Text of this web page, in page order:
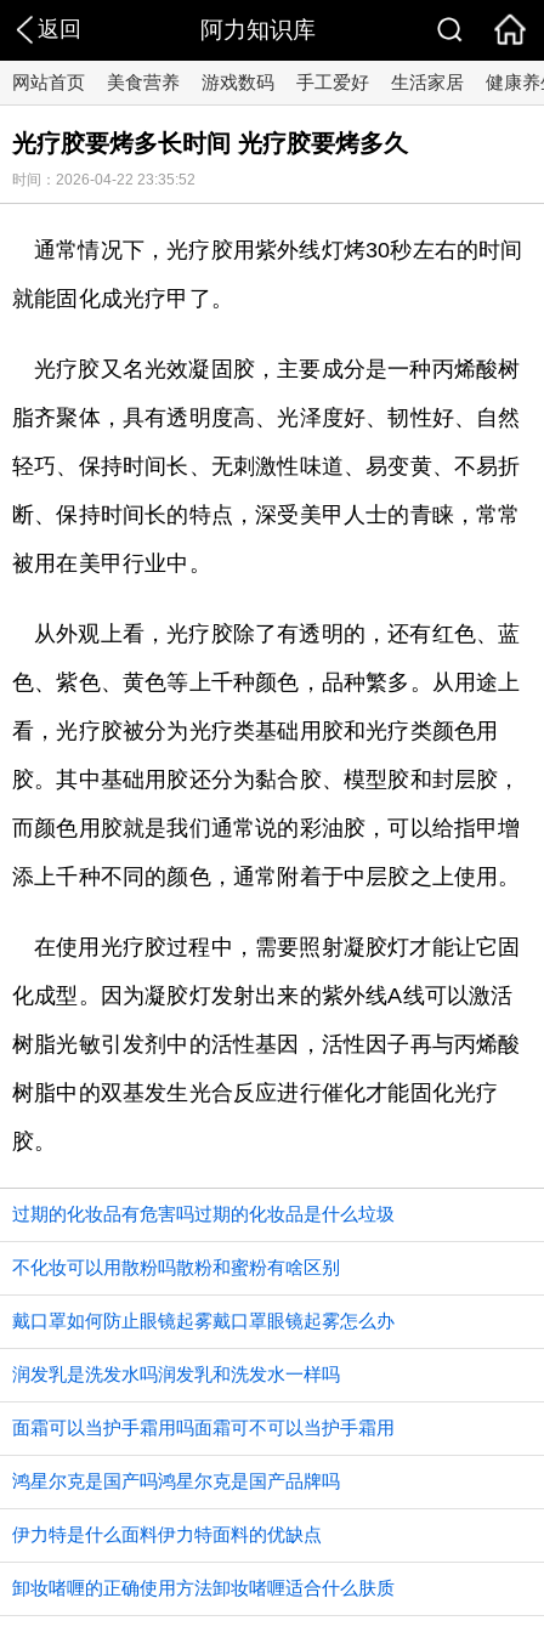
返回 阿力知识库
网站首页 美食营养 游戏数码 手工爱好 生活家居 健康养
光疗胶要烤多长时间 光疗胶要烤多久
时间：2026-04-22 23:35:52
通常情况下，光疗胶用紫外线灯烤30秒左右的时间
就能固化成光疗甲了。
光疗胶又名光效凝固胶，主要成分是一种丙烯酸树
脂齐聚体，具有透明度高、光泽度好、韧性好、自然
轻巧、保持时间长、无刺激性味道、易变黄、不易折
断、保持时间长的特点，深受美甲人士的青睐，常常
被用在美甲行业中。
从外观上看，光疗胶除了有透明的，还有红色、蓝
色、紫色、黄色等上千种颜色，品种繁多。从用途上
看，光疗胶被分为光疗类基础用胶和光疗类颜色用
胶。其中基础用胶还分为黏合胶、模型胶和封层胶，
而颜色用胶就是我们通常说的彩油胶，可以给指甲增
添上千种不同的颜色，通常附着于中层胶之上使用。
在使用光疗胶过程中，需要照射凝胶灯才能让它固
化成型。因为凝胶灯发射出来的紫外线A线可以激活
树脂光敏引发剂中的活性基因，活性因子再与丙烯酸
树脂中的双基发生光合反应进行催化才能固化光疗
胶。
过期的化妆品有危害吗过期的化妆品是什么垃圾
不化妆可以用散粉吗散粉和蜜粉有啥区别
戴口罩如何防止眼镜起雾戴口罩眼镜起雾怎么办
润发乳是洗发水吗润发乳和洗发水一样吗
面霜可以当护手霜用吗面霜可不可以当护手霜用
鸿星尔克是国产吗鸿星尔克是国产品牌吗
伊力特是什么面料伊力特面料的优缺点
卸妆啫喱的正确使用方法卸妆啫喱适合什么肤质